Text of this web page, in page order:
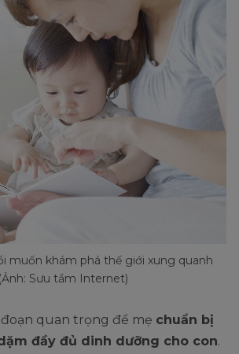
muốn khám phá thế giới xung quanh
(Ảnh: Sưu tầm Internet)
quan trọng để mẹ chuẩn bị
đầy đủ dinh dưỡng cho con.